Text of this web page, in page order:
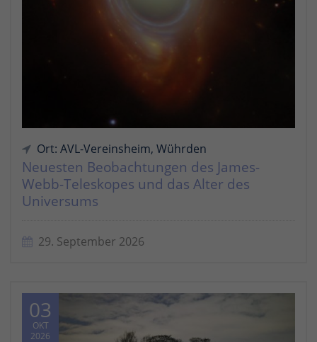
Ort: AVL-Vereinsheim, Wührden
Neuesten Beobachtungen des James-
Webb-Teleskopes und das Alter des
Universums
29. September 2026
03
OKT
2026